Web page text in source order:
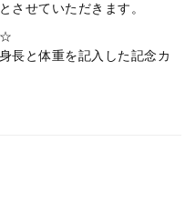
させていただきます。
☆
長と体重を記入した記念カ